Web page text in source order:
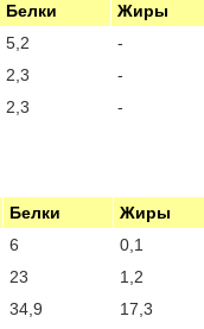
Белки
Жиры
5,2
-
2,3
-
2,3 -
Белки
Жиры
6
0,1
23
1,2
34,9
17,3